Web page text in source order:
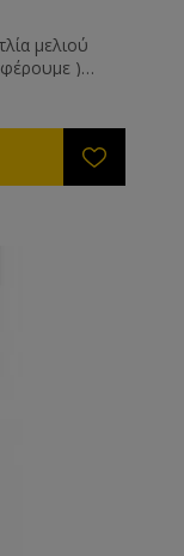
μελιού
)